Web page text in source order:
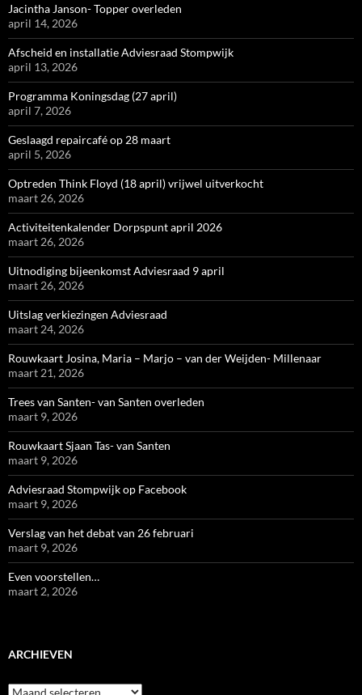
Jacintha Janson- Topper overleden
april 14, 2026
Afscheid en installatie Adviesraad Stompwijk
april 13, 2026
Programma Koningsdag (27 april)
april 7, 2026
Geslaagd repaircafé op 28 maart
april 5, 2026
Optreden Think Floyd (18 april) vrijwel uitverkocht
maart 26, 2026
Activiteitenkalender Dorpspunt april 2026
maart 26, 2026
Uitnodiging bijeenkomst Adviesraad 9 april
maart 26, 2026
Uitslag verkiezingen Adviesraad
maart 24, 2026
Rouwkaart Josina, Maria – Marjo – van der Weijden- Millenaar
maart 21, 2026
Trees van Santen- van Santen overleden
maart 9, 2026
Rouwkaart Sjaan Tas- van Santen
maart 9, 2026
Adviesraad Stompwijk op Facebook
maart 9, 2026
Verslag van het debat van 26 februari
maart 9, 2026
Even voorstellen…
maart 2, 2026
ARCHIEVEN
Archieven